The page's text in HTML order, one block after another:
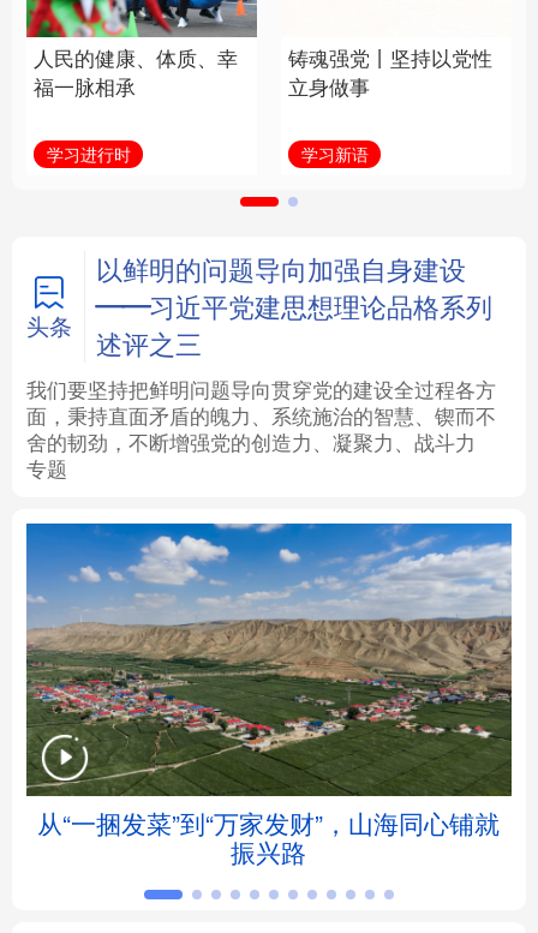
文化 书画
访谈 视频 图片 政务
学术中国 乡村振兴 银龄 溯源中国
城市 旅游 能源 会展
彩票 娱乐 时尚 悦读
公益 一带一路 亚太网 上市公司
地方频道
北京 天津 河北 山西
辽宁 吉林 上海 江苏
浙江 安徽 福建 江西
人民的健康、体质、幸
福一脉相承
学习进行时
铸魂强党丨坚持以党性
立身做事
学习新语
头条
以鲜明的问题导向加强自身建设
——习近平党建思想理论品格系列
述评之三
我们要坚持把鲜明问题导向贯穿党的建设全过程各方
面，秉持直面矛盾的魄力、系统施治的智慧、锲而不
舍的韧劲，不断增强党的创造力、凝聚力、战斗力
专题
从“一捆发菜”到“万家发财”，山海同心铺就
振兴路